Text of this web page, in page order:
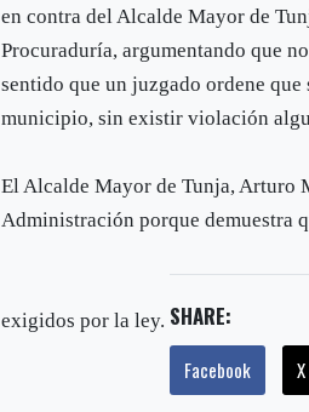
en contra del Alcalde Mayor de
Procuraduría, argumentando que
sentido que un juzgado ordene
municipio, sin existir violación
El Alcalde Mayor de Tunja, Arturo
Administración porque demuestra
exigidos por la ley. SHARE:
Facebook X